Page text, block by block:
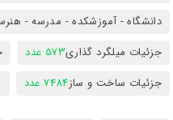
دانشگاه - آموزشکده - مدرسه -
جزئیات میلگرد گذاری573 عدد
جزئیات ساخت و ساز7484 عدد